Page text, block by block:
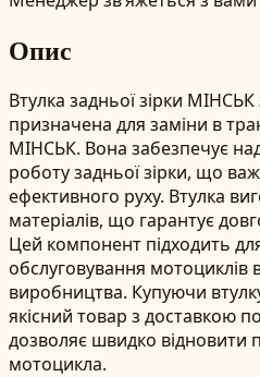
Опис
Втулка задньої зірки
призначена для заміни в
МІНСЬК. Вона забезпечує
роботу задньої зірки, що
ефективного руху. Втулка
матеріалів, що гарантує
Цей компонент підходить
обслуговування мотоциклів
виробництва. Купуючи
якісний товар з доставкою
дозволяє швидко відновити
мотоцикла.